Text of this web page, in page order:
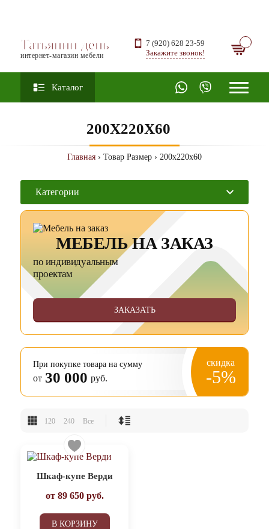
Татьянин день
интернет-магазин мебели
7 (920) 628 23-59
Закажите звонок!
Каталог
200X220X60
Главная › Товар Размер › 200x220x60
Категории
МЕБЕЛЬ НА ЗАКАЗ
по индивидуальным
проектам
ЗАКАЗАТЬ
При покупке товара на сумму
от 30 000 руб.
скидка
-5%
120 240 Все
Шкаф-купе Верди
от 89 650руб.
В КОРЗИНУ